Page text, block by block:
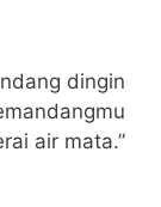
dingin
air mata.”